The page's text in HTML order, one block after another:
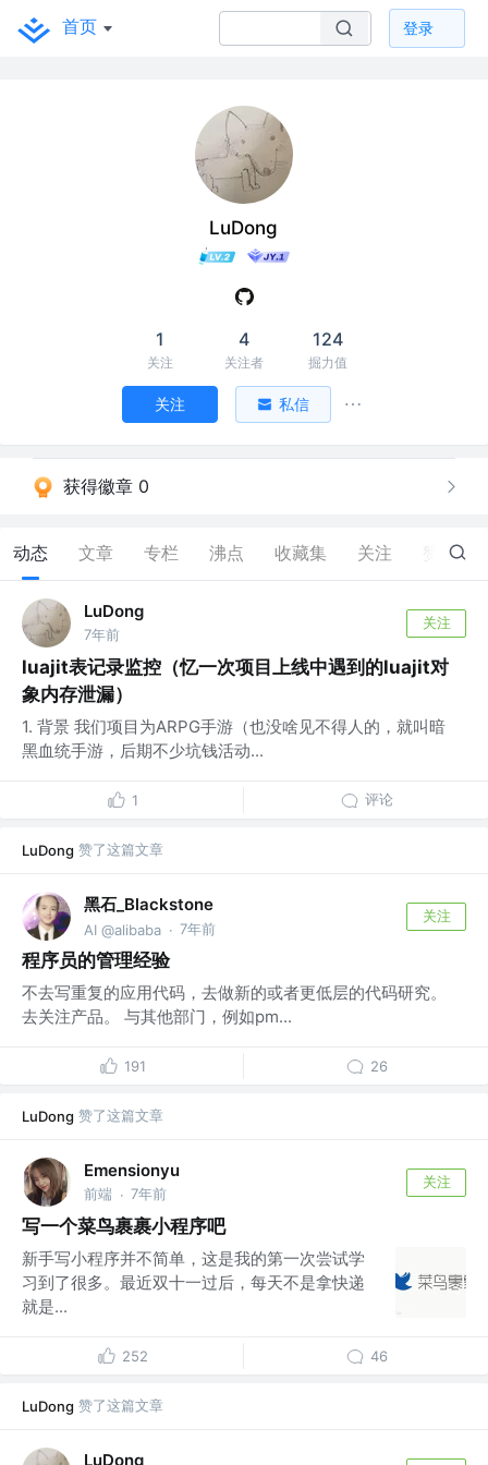
首页 登录
LuDong
1
关注
4
关注者
124
掘力值
关注 私信
获得徽章 0
动态 文章 专栏 沸点 收藏集 关注 6
LuDong
7年前
关注
luajit表记录监控（忆一次项目上线中遇到的luajit对
象内存泄漏）
1. 背景 我们项目为ARPG手游（也没啥见不得人的，就叫暗
黑血统手游，后期不少坑钱活动...
1 评论
LuDong 赞了这篇文章
黑石_Blackstone
AI @alibaba · 7年前
关注
程序员的管理经验
不去写重复的应用代码，去做新的或者更低层的代码研究。
去关注产品。 与其他部门，例如pm...
191 26
LuDong 赞了这篇文章
Emensionyu
前端 · 7年前
关注
写一个菜鸟裹裹小程序吧
新手写小程序并不简单，这是我的第一次尝试学
习到了很多。最近双十一过后，每天不是拿快递
就是...
252 46
LuDong 赞了这篇文章
LuDong